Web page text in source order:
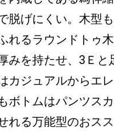
脱げにくい。木型
れるラウンドトゥ
みを持たせ、3Ｅと
カジュアルからエ
ボトムはパンツス
れる万能型のおス